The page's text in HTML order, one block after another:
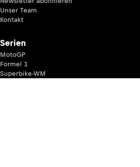
Unser Team
Kontakt
Serien
MotoGP
Formel 1
Superbike-WM